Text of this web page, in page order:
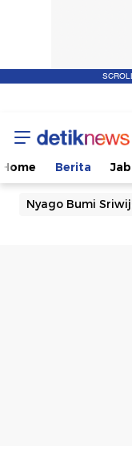
Home Berita
Nyago Bumi